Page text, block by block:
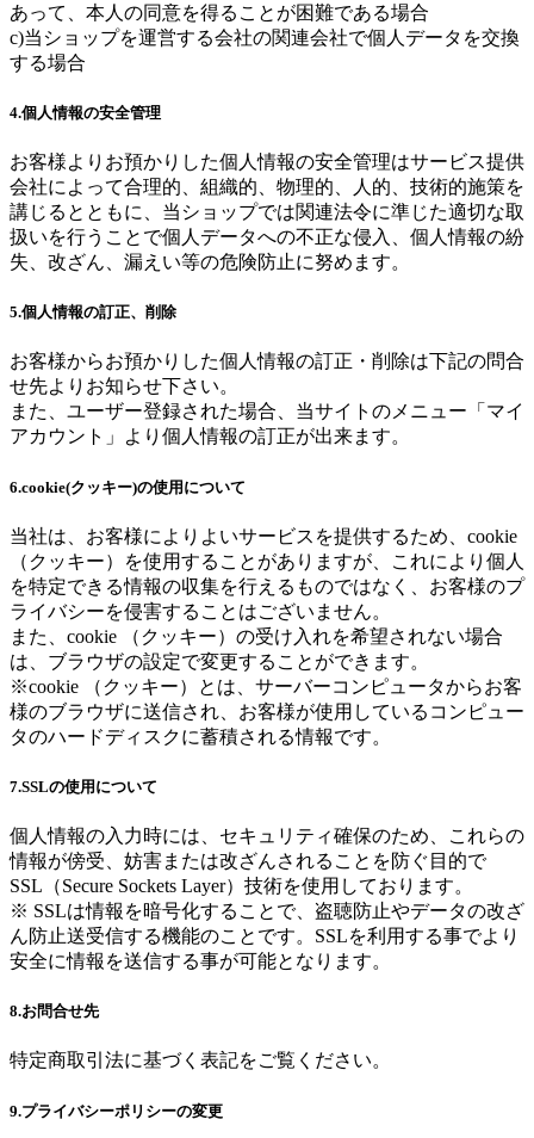
あって、本人の同意を得ることが困難である場合
c)当ショップを運営する会社の関連会社で個人データを交換
する場合
4.個人情報の安全管理
お客様よりお預かりした個人情報の安全管理はサービス提供
会社によって合理的、組織的、物理的、人的、技術的施策を
講じるとともに、当ショップでは関連法令に準じた適切な取
扱いを行うことで個人データへの不正な侵入、個人情報の紛
失、改ざん、漏えい等の危険防止に努めます。
5.個人情報の訂正、削除
お客様からお預かりした個人情報の訂正・削除は下記の問合
せ先よりお知らせ下さい。
また、ユーザー登録された場合、当サイトのメニュー「マイ
アカウント」より個人情報の訂正が出来ます。
6.cookie(クッキー)の使用について
当社は、お客様によりよいサービスを提供するため、cookie
（クッキー）を使用することがありますが、これにより個人
を特定できる情報の収集を行えるものではなく、お客様のプ
ライバシーを侵害することはございません。
また、cookie （クッキー）の受け入れを希望されない場合
は、ブラウザの設定で変更することができます。
※cookie （クッキー）とは、サーバーコンピュータからお客
様のブラウザに送信され、お客様が使用しているコンピュー
タのハードディスクに蓄積される情報です。
7.SSLの使用について
個人情報の入力時には、セキュリティ確保のため、これらの
情報が傍受、妨害または改ざんされることを防ぐ目的で
SSL（Secure Sockets Layer）技術を使用しております。
※ SSLは情報を暗号化することで、盗聴防止やデータの改ざ
ん防止送受信する機能のことです。SSLを利用する事でより
安全に情報を送信する事が可能となります。
8.お問合せ先
特定商取引法に基づく表記をご覧ください。
9.プライバシーポリシーの変更